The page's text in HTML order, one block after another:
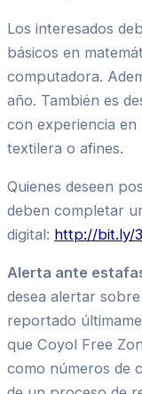
Los interesados
básicos en
computadora.
año. También es
con experiencia en
textilera o afines.
Quienes deseen
deben completar
digital: http://bit.ly/
Alerta ante
desea alertar
reportado
que Coyol Free
como números de